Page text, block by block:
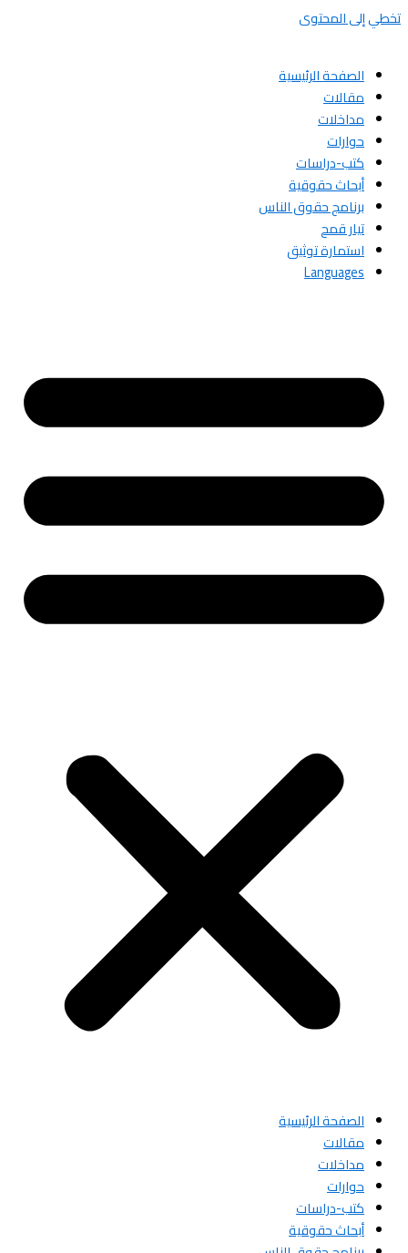
تخطي إلى المحتوى
الصفحة الرئيسية
مقالات
مداخلات
حوارات
كتب-دراسات
أبحاث حقوقية
برنامج حقوق الناس
تيار قمح
استمارة توثيق
Languages
الصفحة الرئيسية
مقالات
مداخلات
حوارات
كتب-دراسات
أبحاث حقوقية